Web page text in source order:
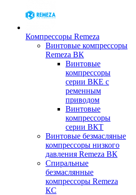
Компрессоры Remeza
Винтовые компрессоры
Remeza ВК
Винтовые
компрессоры
серии ВКЕ с
ременным
приводом
Винтовые
компрессоры
серии ВКТ
Винтовые безмасляные
компрессоры низкого
давления Remeza ВК
Спиральные
безмаслянные
компрессоры Remeza
КС